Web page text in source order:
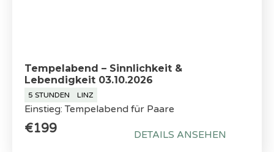
Tempelabend – Sinnlichkeit &
Lebendigkeit 03.10.2026
5 STUNDEN LINZ
Einstieg: Tempelabend für Paare
€199 DETAILS ANSEHEN